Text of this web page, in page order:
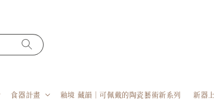
食器計畫 釉境 藏韻｜可佩戴的陶瓷藝術新系列 新器